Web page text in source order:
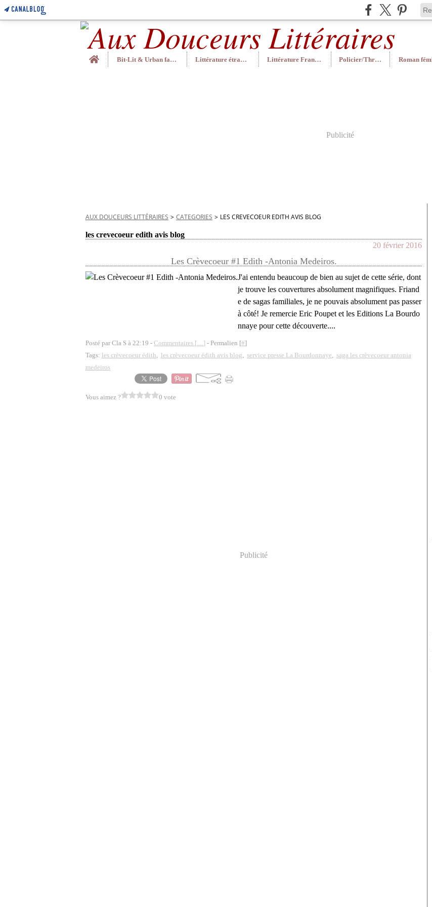
Home
Bit-Lit & Urban fantasy Littérature étrangère Littérature Française Policier/Thriller
Publicité
AUX DOUCEURS LITTÉRAIRES > CATEGORIES > LES CREVECOEUR EDITH AVIS BLOG
les crevecoeur edith avis blog
20 février 2016
Les Crèvecoeur #1 Edith -Antonia Medeiros.
J'ai entendu beaucoup de bien au sujet de cette série, dont
je trouve les couvertures absolument magnifiques. Friand
e de sagas familiales, je ne pouvais absolument pas passer
à côté! Je remercie Eric Poupet et les Editions La Bourdo
nnaye pour cette découverte....
Posté par Cla S à 22:19 - Commentaires […] - Permalien [#]
Tags: les crèvecoeur édith, les crèvecoeur édith avis blog, service presse La Bourdonnaye, saga les crèvecoeur antonia
medeiros
Vous aimez ? 0 vote
Publicité